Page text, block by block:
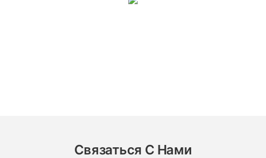
Связаться С Нами